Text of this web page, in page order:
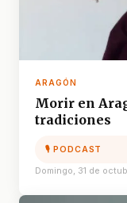
ARAGÓN
Morir en
tradiciones
🎙 PODCAST
Domingo, 31 de